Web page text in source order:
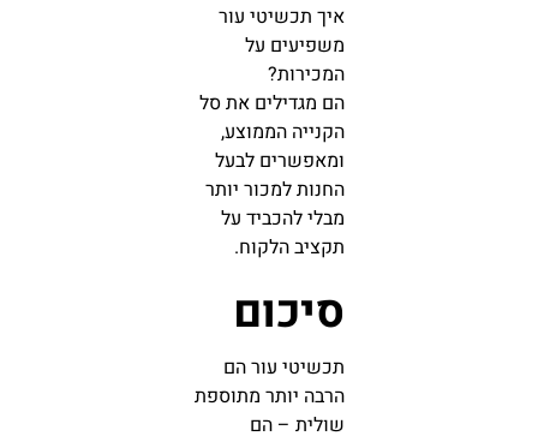
איך תכשיטי עור
משפיעים על
המכירות?
הם מגדילים את סל
הקנייה הממוצע,
ומאפשרים לבעל
החנות למכור יותר
מבלי להכביד על
תקציב הלקוח.
סיכום
תכשיטי עור הם
הרבה יותר מתוספת
שולית – הם